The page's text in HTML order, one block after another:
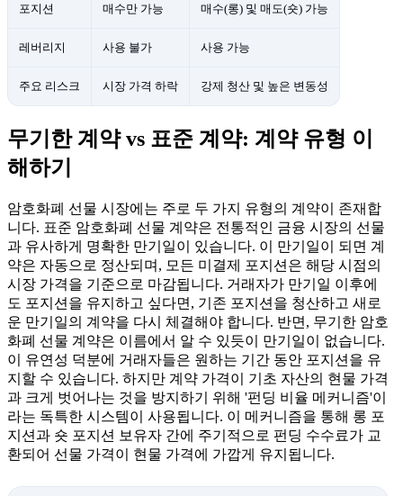
포지션 매수만 가능 매수(롱) 및 매도(숏) 가능
레버리지 사용 불가 사용 가능
주요 리스크 시장 가격 하락 강제 청산 및 높은 변동성
무기한 계약 vs 표준 계약: 계약 유형 이
해하기
암호화폐 선물 시장에는 주로 두 가지 유형의 계약이 존재합
니다. 표준 암호화폐 선물 계약은 전통적인 금융 시장의 선물
과 유사하게 명확한 만기일이 있습니다. 이 만기일이 되면 계
약은 자동으로 정산되며, 모든 미결제 포지션은 해당 시점의
시장 가격을 기준으로 마감됩니다. 거래자가 만기일 이후에
도 포지션을 유지하고 싶다면, 기존 포지션을 청산하고 새로
운 만기일의 계약을 다시 체결해야 합니다. 반면, 무기한 암호
화폐 선물 계약은 이름에서 알 수 있듯이 만기일이 없습니다.
이 유연성 덕분에 거래자들은 원하는 기간 동안 포지션을 유
지할 수 있습니다. 하지만 계약 가격이 기초 자산의 현물 가격
과 크게 벗어나는 것을 방지하기 위해 '펀딩 비율 메커니즘'이
라는 독특한 시스템이 사용됩니다. 이 메커니즘을 통해 롱 포
지션과 숏 포지션 보유자 간에 주기적으로 펀딩 수수료가 교
환되어 선물 가격이 현물 가격에 가깝게 유지됩니다.